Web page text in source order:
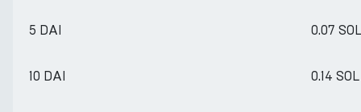
5 DAI 0.07 SOL
10 DAI 0.14 SOL